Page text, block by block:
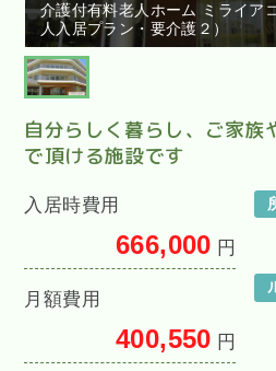
介護付有料老人ホーム ミライア
人入居プラン・要介護２）
自分らしく暮らし、ご家族
で頂ける施設です
入居時費用
666,000 円
月額費用
400,550 円